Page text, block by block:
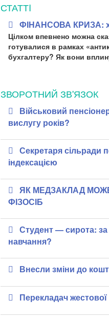
СТАТТI
ФІНАНСОВА КРИЗА:
Цілком впевнено можна
готувалися в рамках
бухгалтеру? Як вони
ЗВОРОТНИЙ ЗВ'ЯЗОК
Військовий
вислугу років?
Секретаря сільради
індексацією
ЯК МЕДЗАКЛАД
ФІЗОСІБ
Студент — сирота: за
навчання?
Внесли зміни до
Перекладач